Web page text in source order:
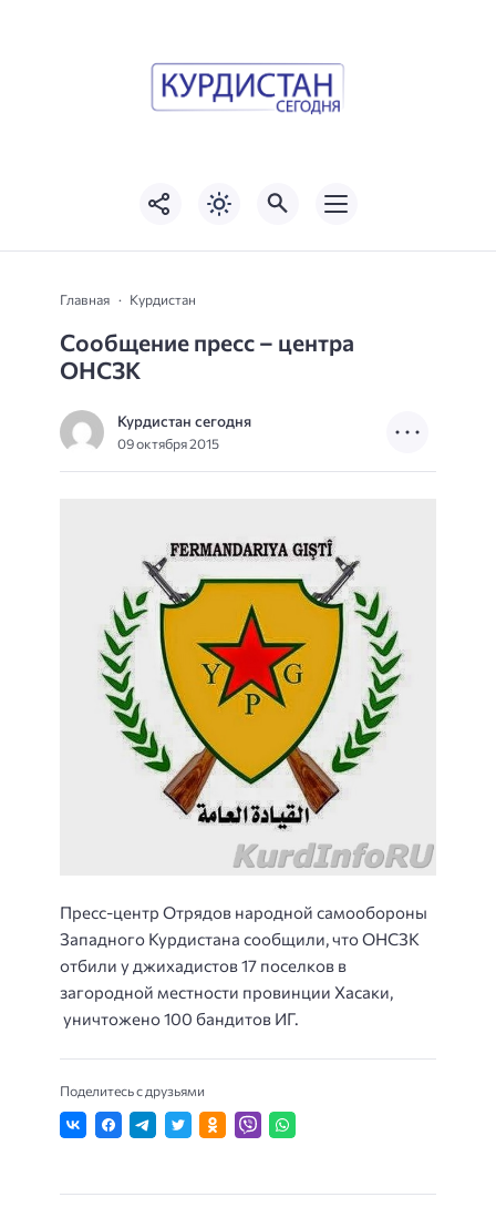
Главная Курдистан
Сообщение пресс – центра
ОНСЗК
Курдистан сегодня
09 октября 2015
Пресс-центр Отрядов народной самообороны
Западного Курдистана сообщили, что ОНСЗК
отбили у джихадистов 17 поселков в
загородной местности провинции Хасаки,
уничтожено 100 бандитов ИГ.
Поделитесь с друзьями